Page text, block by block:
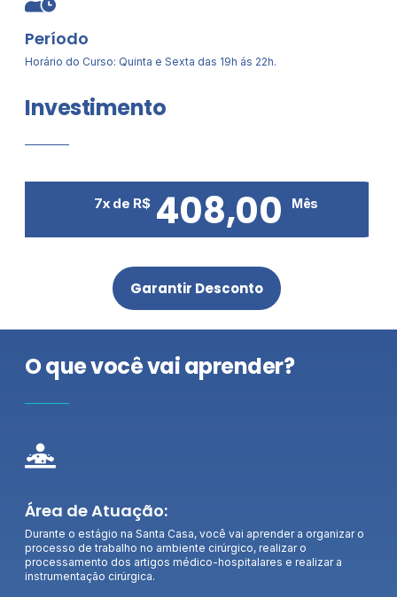
Período
Horário do Curso: Quinta e Sexta das 19h ás 22h.
Investimento
7x de R$ 408,00 Mês
Garantir Desconto
O que você vai aprender?
Área de Atuação:
Durante o estágio na Santa Casa, você vai aprender a organizar o
processo de trabalho no ambiente cirúrgico, realizar o
processamento dos artigos médico-hospitalares e realizar a
instrumentação cirúrgica.